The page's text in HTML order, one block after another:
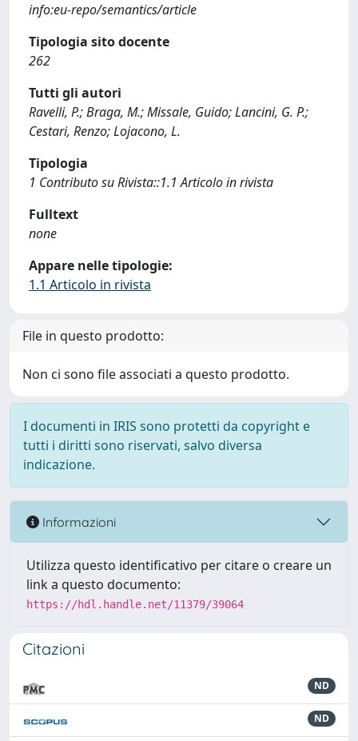
info:eu-repo/semantics/article
Tipologia sito docente
262
Tutti gli autori
Ravelli, P.; Braga, M.; Missale, Guido; Lancini, G. P.;
Cestari, Renzo; Lojacono, L.
Tipologia
1 Contributo su Rivista::1.1 Articolo in rivista
Fulltext
none
Appare nelle tipologie:
1.1 Articolo in rivista
File in questo prodotto:
Non ci sono file associati a questo prodotto.
I documenti in IRIS sono protetti da copyright e
tutti i diritti sono riservati, salvo diversa
indicazione.
Informazioni
Utilizza questo identificativo per citare o creare un
link a questo documento:
https://hdl.handle.net/11379/39064
Citazioni
ND
ND